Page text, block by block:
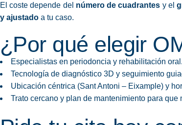
El coste depende del número de cuadrantes y el
y ajustado a tu caso.
¿Por qué elegir
Especialistas en periodoncia y rehabilitación oral.
Tecnología de diagnóstico 3D y seguimiento
Ubicación céntrica (Sant Antoni – Eixample) y
Trato cercano y plan de mantenimiento para que